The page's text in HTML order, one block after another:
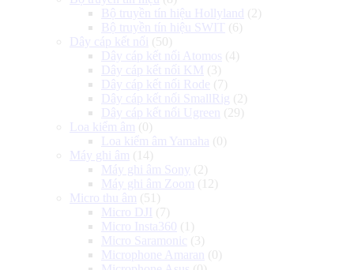
Bộ truyền tín hiệu Hollyland
(2)
Bộ truyền tín hiệu SWIT (6)
Dây cáp kết nối (50)
Dây cáp kết nối Atomos (4)
Dây cáp kết nối KM (3)
Dây cáp kết nối Rode (7)
Dây cáp kết nối SmallRig (2)
Dây cáp kết nối Ugreen
(29)
Loa kiểm âm (0)
Loa kiểm âm Yamaha (0)
Máy ghi âm (14)
Máy ghi âm Sony (2)
Máy ghi âm Zoom (12)
Micro thu âm (51)
Micro DJI (7)
Micro Insta360 (1)
Micro Saramonic (3)
Microphone Amaran
(0)